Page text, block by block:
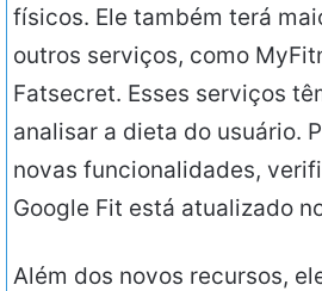
físicos. Ele também terá
outros serviços, como
Fatsecret. Esses serviços
analisar a dieta do usuário.
novas funcionalidades,
Google Fit está atualizado
Além dos novos recursos,